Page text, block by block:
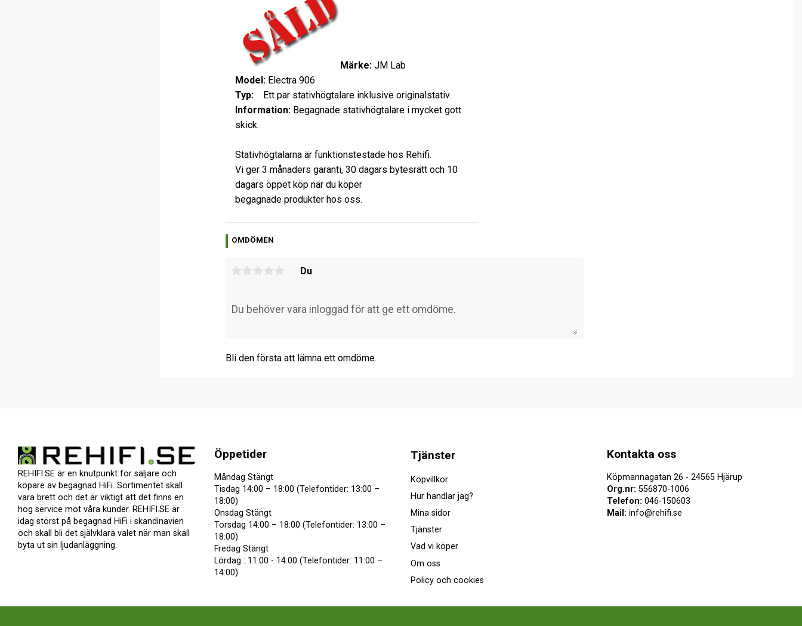
Märke:JM Lab
Model:Electra 906
Typ:Ett par stativhögtalare inklusive originalstativ.
Information:Begagnade stativhögtalare i mycket gott
skick.
Stativhögtalarna är funktionstestade hos Rehifi.
Vi ger 3 månaders garanti, 30 dagars bytesrätt och 10
dagars öppet köp när du köper
begagnade produkter hos oss.
OMDÖMEN
Du
Bli den första att lämna ett omdöme.
REHIFI.SE är en knutpunkt för säljare och
köpare av begagnad HiFi. Sortimentet skall
vara brett och det är viktigt att det finns en
hög service mot våra kunder. REHIFI.SE är
idag störst på begagnad HiFi i skandinavien
och skall bli det självklara valet när man skall
byta ut sin ljudanläggning.
Öppetider
Måndag Stängt
Tisdag 14:00 – 18:00 (Telefontider: 13:00 –
18:00)
Onsdag Stängt
Torsdag 14:00 – 18:00 (Telefontider: 13:00 –
18:00)
Fredag Stängt
Lördag : 11:00 - 14:00 (Telefontider: 11:00 –
14:00)
Kontakta oss
Köpmannagatan 26 - 24565 Hjärup
Org.nr: 556870-1006
Telefon: 046-150603
Mail: info@rehifi.se
Tjänster
Köpvillkor
Hur handlar jag?
Mina sidor
Tjänster
Vad vi köper
Om oss
Policy och cookies